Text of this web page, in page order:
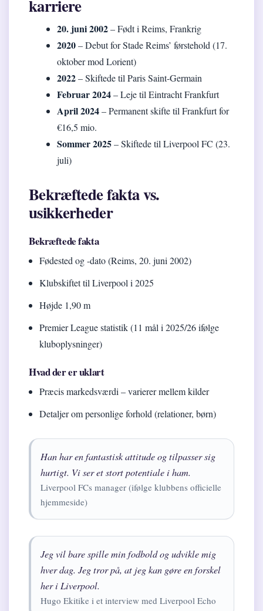
karriere
20. juni 2002– Født i Reims, Frankrig
2020– Debut for Stade Reims’ førstehold (17.
oktober mod Lorient)
2022– Skiftede til Paris Saint-Germain
Februar 2024– Leje til Eintracht Frankfurt
April 2024– Permanent skifte til Frankfurt for
€16,5 mio.
Sommer 2025– Skiftede til Liverpool FC (23.
juli)
Bekræftede fakta vs.
usikkerheder
Bekræftede fakta
Fødested og -dato (Reims, 20. juni 2002)
Klubskiftet til Liverpool i 2025
Højde 1,90 m
Premier League statistik (11 mål i 2025/26 ifølge
kluboplysninger)
Hvad der er uklart
Præcis markedsværdi – varierer mellem kilder
Detaljer om personlige forhold (relationer, børn)
Han har en fantastisk attitude og tilpasser sig
hurtigt. Vi ser et stort potentiale i ham.
Liverpool FCs manager (ifølge klubbens officielle
hjemmeside)
Jeg vil bare spille min fodbold og udvikle mig
hver dag. Jeg tror på, at jeg kan gøre en forskel
her i Liverpool.
Hugo Ekitike i et interview med Liverpool Echo